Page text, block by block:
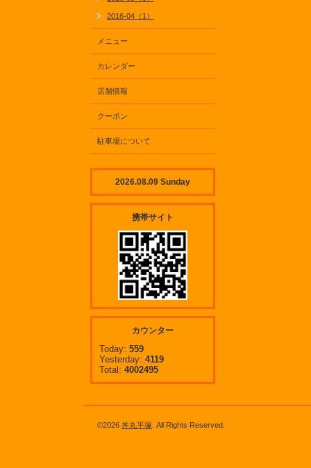
2016-04（1）
メニュー
カレンダー
店舗情報
クーポン
駐車場について
2026.08.09 Sunday
携帯サイト
カウンター
Today: 559
Yesterday: 4119
Total: 4002495
©2026 丼丸平塚 . All Rights Reserved.